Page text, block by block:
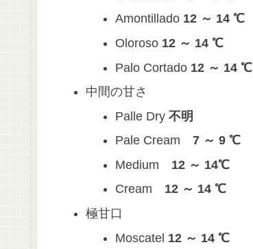
Amontillado 12 ～ 14 ℃
Oloroso 12 ～ 14 ℃
Palo Cortado 12 ～ 14 ℃
中間の甘さ
Palle Dry不明
Pale Cream7 ～ 9 ℃
Medium 12 ～ 14℃
Cream 12 ～ 14 ℃
極甘口
Moscatel 12 ～ 14 ℃